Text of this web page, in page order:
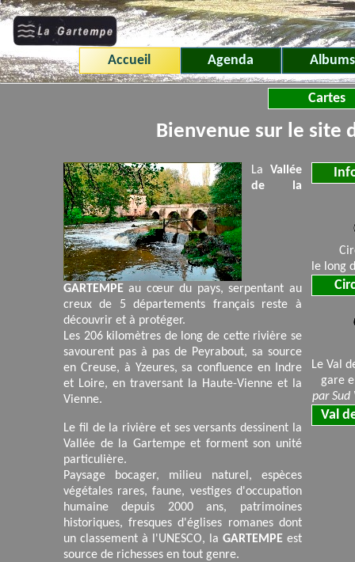
Accueil Agenda Albums
Cartes
Bienvenue sur le site
La Vallée
de la
GARTEMPE au cœur du pays, serpentant au
creux de 5 départements français reste à
découvrir et à protéger.
Les 206 kilomètres de long de cette rivière se
savourent pas à pas de Peyrabout, sa source
en Creuse, à Yzeures, sa confluence en Indre
et Loire, en traversant la Haute-Vienne et la
Vienne.
Le fil de la rivière et ses versants dessinent la
Vallée de la Gartempe et forment son unité
particulière.
Paysage bocager, milieu naturel, espèces
végétales rares, faune, vestiges d'occupation
humaine depuis 2000 ans, patrimoines
historiques, fresques d'églises romanes dont
un classement à l'UNESCO, la GARTEMPE est
source de richesses en tout genre.
le long
Le Val
gare
par Sud
Val
Panneau de gestion des cookies